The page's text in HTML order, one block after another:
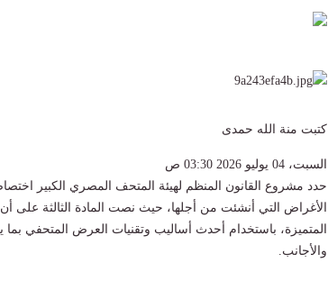
كتبت منة الله حمدى
السبت، 04 يوليو 2026 03:30 ص
حدد مشروع القانون المنظم لهيئة المتحف المصري الكبير
الأغراض التي أنشئت من أجلها، حيث نصت المادة الثالثة على
المتميزة، باستخدام أحدث أساليب وتقنيات العرض المتحفي
والأجانب.